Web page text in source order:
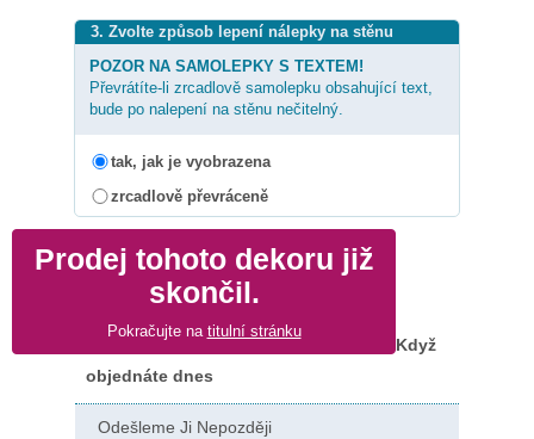
3. Zvolte způsob lepení nálepky na stěnu
POZOR NA SAMOLEPKY S TEXTEM!
Převrátíte-li zrcadlově samolepku obsahující text,
bude po nalepení na stěnu nečitelný.
tak, jak je vyobrazena
zrcadlově převráceně
Prodej tohoto dekoru již
skončil.
Pokračujte na titulní stránku
Když
objednáte dnes
Odešleme Ji Nepozději